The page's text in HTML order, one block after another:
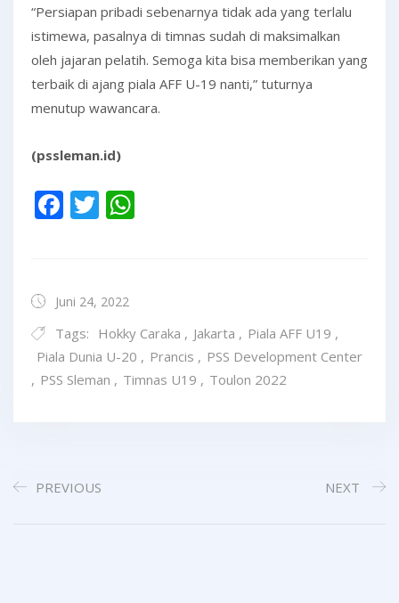
“Persiapan pribadi sebenarnya tidak ada yang terlalu
istimewa, pasalnya di timnas sudah di maksimalkan
oleh jajaran pelatih. Semoga kita bisa memberikan yang
terbaik di ajang piala AFF U-19 nanti,” tuturnya
menutup wawancara.
(pssleman.id)
Facebook
Twitter
Juni 24, 2022
Tags: Hokky Caraka , Jakarta , Piala AFF U19 ,
Piala Dunia U-20 , Prancis , PSS Development Center
, PSS Sleman , Timnas U19 , Toulon 2022
PREVIOUS NEXT